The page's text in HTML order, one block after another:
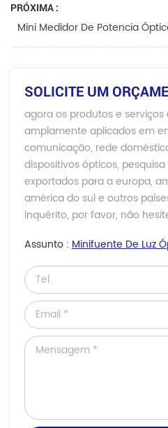
PRÓXIMA :
Mini Medidor De Potencia
SOLICITE UM
agora os produtos e serviços
amplamente aplicados em
comunicação, rede
dispositivos ópticos,
exportados para a europa,
américa do sul e outros
inquérito, por favor, não
Assunto : Minifuente De Luz